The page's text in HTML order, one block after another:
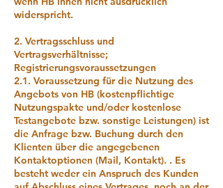
widerspricht.
2. Vertragsschluss und
Vertragsverhältnisse;
Registrierungsvoraussetzungen
2.1. Voraussetzung für die Nutzung des
Angebots von HB (kostenpflichtige
Nutzungspakte und/oder kostenlose
Testangebote bzw. sonstige Leistungen) ist
die Anfrage bzw. Buchung durch den
Klienten über die angegebenen
Kontaktoptionen (Mail, Kontakt). . Es
besteht weder ein Anspruch des Kunden